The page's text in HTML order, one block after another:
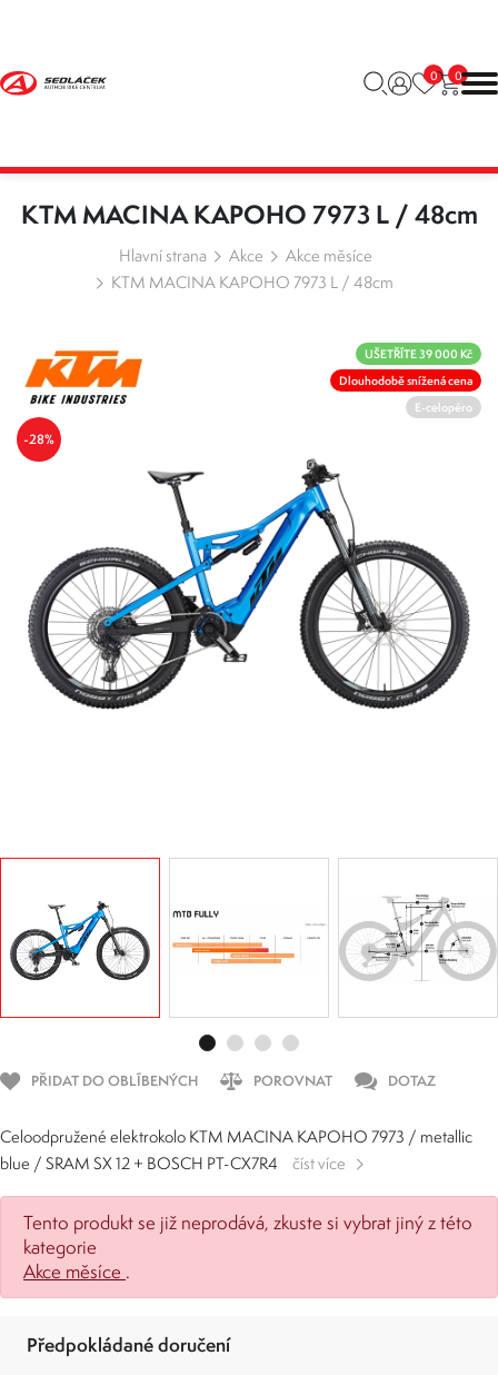
0 0
KTM MACINA KAPOHO 7973 L / 48cm
Hlavní strana Akce
Akce měsíce
KTM MACINA KAPOHO 7973 L / 48cm
-28%
UŠETŘÍTE 39 000 Kč
Dlouhodobě snížená cena
E-celopéro
PŘIDAT DO OBLÍBENÝCH POROVNAT DOTAZ
Celoodpružené elektrokolo KTM MACINA KAPOHO 7973 / metallic
blue / SRAM SX 12 + BOSCH PT-CX7R4
číst více
Tento produkt se již neprodává, zkuste si vybrat jiný z této
kategorie
Akce měsíce .
Předpokládané doručení